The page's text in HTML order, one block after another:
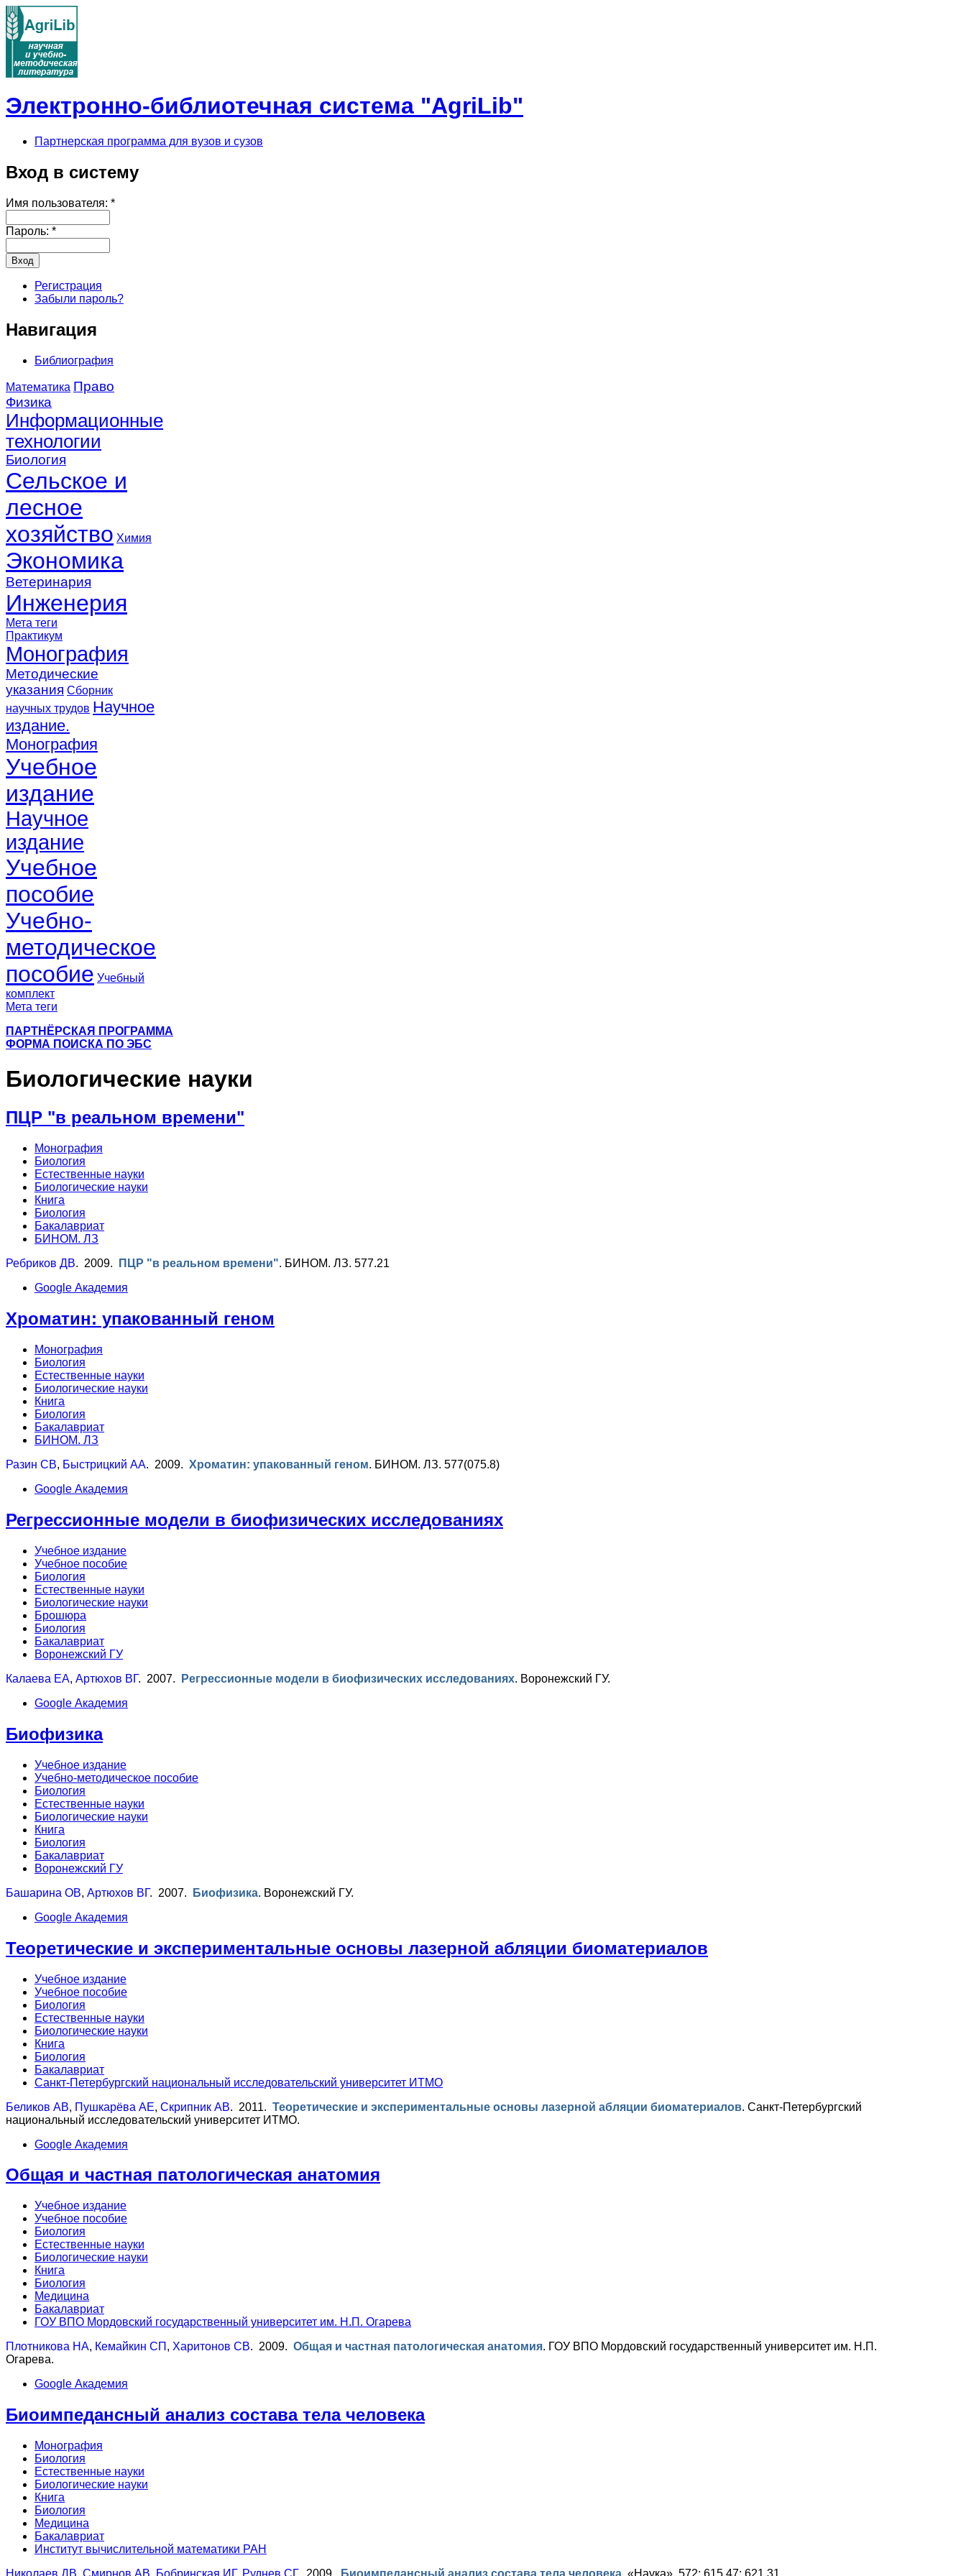
Электронно-библиотечная система "AgriLib"
Партнерская программа для вузов и сузов
Вход в систему
Имя пользователя: *
Пароль: *
Регистрация
Забыли пароль?
Навигация
Библиография
Математика Право
Физика
Информационные
технологии
Биология
Сельское и
лесное
хозяйство Химия
Экономика
Ветеринария
Инженерия
Мета теги
Практикум
Монография
Методические
указания Сборник
научных трудов Научное
издание.
Монография
Учебное
издание
Научное
издание
Учебное
пособие
Учебно-
методическое
пособие Учебный
комплект
Мета теги
ПАРТНЁРСКАЯ ПРОГРАММА
ФОРМА ПОИСКА ПО ЭБС
Биологические науки
ПЦР "в реальном времени"
Монография
Биология
Естественные науки
Биологические науки
Книга
Биология
Бакалавриат
БИНОМ. ЛЗ
Ребриков ДВ. 2009. ПЦР "в реальном времени". БИНОМ. ЛЗ. 577.21
Google Академия
Хроматин: упакованный геном
Монография
Биология
Естественные науки
Биологические науки
Книга
Биология
Бакалавриат
БИНОМ. ЛЗ
Разин СВ, Быстрицкий АА. 2009. Хроматин: упакованный геном. БИНОМ. ЛЗ. 577(075.8)
Google Академия
Регрессионные модели в биофизических исследованиях
Учебное издание
Учебное пособие
Биология
Естественные науки
Биологические науки
Брошюра
Биология
Бакалавриат
Воронежский ГУ
Калаева ЕА, Артюхов ВГ. 2007. Регрессионные модели в биофизических исследованиях. Воронежский ГУ.
Google Академия
Биофизика
Учебное издание
Учебно-методическое пособие
Биология
Естественные науки
Биологические науки
Книга
Биология
Бакалавриат
Воронежский ГУ
Башарина ОВ, Артюхов ВГ. 2007. Биофизика. Воронежский ГУ.
Google Академия
Теоретические и экспериментальные основы лазерной абляции биоматериалов
Учебное издание
Учебное пособие
Биология
Естественные науки
Биологические науки
Книга
Биология
Бакалавриат
Санкт-Петербургский национальный исследовательский университет ИТМО
Беликов АВ, Пушкарёва АЕ, Скрипник АВ. 2011. Теоретические и экспериментальные основы лазерной абляции биоматериалов. Санкт-Петербургский
национальный исследовательский университет ИТМО.
Google Академия
Общая и частная патологическая анатомия
Учебное издание
Учебное пособие
Биология
Естественные науки
Биологические науки
Книга
Биология
Медицина
Бакалавриат
ГОУ ВПО Мордовский государственный университет им. Н.П. Огарева
Плотникова НА, Кемайкин СП , Харитонов СВ. 2009. Общая и частная патологическая анатомия. ГОУ ВПО Мордовский государственный университет им. Н.П.
Огарева.
Google Академия
Биоимпедансный анализ состава тела человека
Монография
Биология
Естественные науки
Биологические науки
Книга
Биология
Медицина
Бакалавриат
Институт вычислительной математики РАН